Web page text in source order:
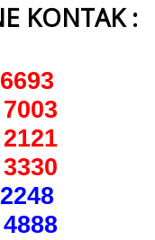
KONTAK :